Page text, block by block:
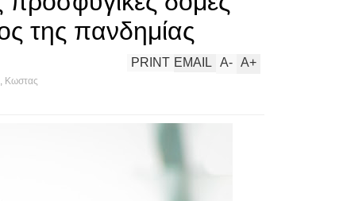
της πανδημίας
Κωστας
A+
A-
EMAIL
PRINT